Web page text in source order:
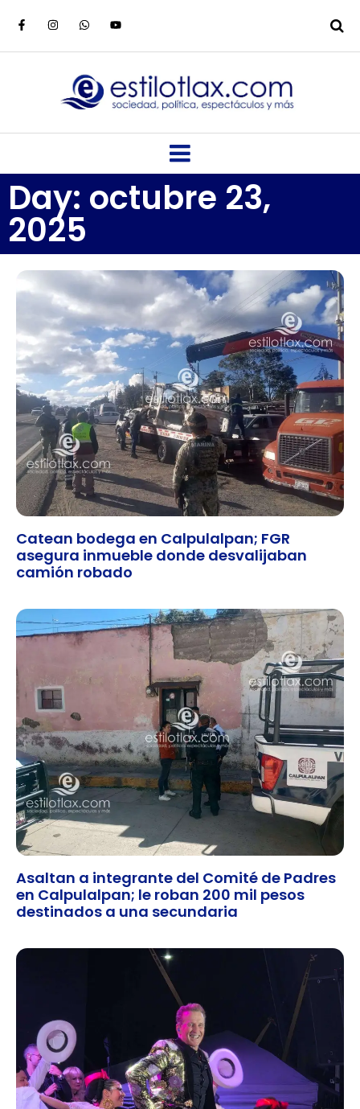
Day: octubre 23,
2025
Catean bodega en Calpulalpan; FGR
asegura inmueble donde desvalijaban
camión robado
Asaltan a integrante del Comité de Padres
en Calpulalpan; le roban 200 mil pesos
destinados a una secundaria